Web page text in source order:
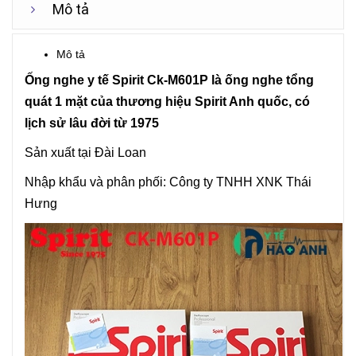
Mô tả
Mô tả
Ống nghe y tế Spirit Ck-M601P là ống nghe tổng
quát 1 mặt của thương hiệu Spirit Anh quốc, có
lịch sử lâu đời từ 1975
Sản xuất tại Đài Loan
Nhập khẩu và phân phối: Công ty TNHH XNK Thái
Hưng